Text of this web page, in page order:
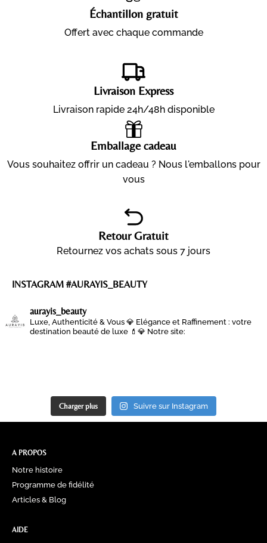
Échantillon gratuit
Offert avec chaque commande
Livraison Express
Livraison rapide 24h/48h disponible
Emballage cadeau
Vous souhaitez offrir un cadeau ? Nous l'emballons pour
vous
Retour Gratuit
Retournez vos achats sous 7 jours
INSTAGRAM #AURAYIS_BEAUTY
aurayis_beauty
Luxe, Authenticité & Vous 💎 Elégance et Raffinement : votre
destination beauté de luxe 💄💎 Notre site:
Charger plus Suivre sur Instagram
A PROPOS
Notre histoire
Programme de fidélité
Articles & Blog
AIDE